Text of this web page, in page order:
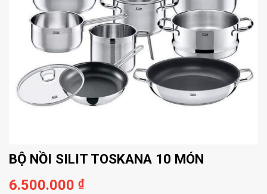
BỘ NỒI SILIT TOSKANA 10 MÓN
6.500.000 ₫